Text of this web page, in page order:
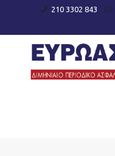
210 3302 843